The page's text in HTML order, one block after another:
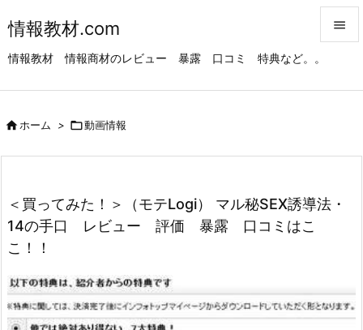
情報教材.com
情報教材 情報商材のレビュー 暴露 口コミ 特典など。。

前へ
ホーム > 動画情報
＜買ってみた！＞（モテLogi） マル秘SEX誘導法・
14の手口 レビュー 評価 暴露 口コミはこ
こ！！